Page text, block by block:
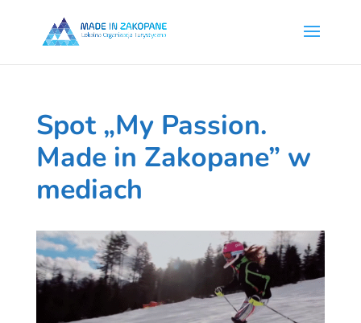
Spot „My Passion.
Made in Zakopane” w
mediach